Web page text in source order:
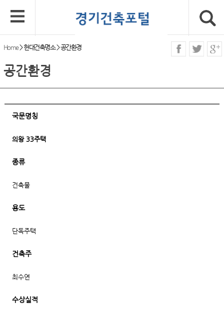
Home>현대건축명소>공간환경
공간환경
국문명칭
의왕 33주택
종류
건축물
용도
단독주택
건축주
최수연
수상실적